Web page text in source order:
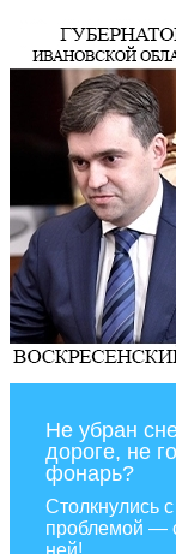
Не убран
дороге, не
фонарь?
Столкнулись с
проблемой —
ней!